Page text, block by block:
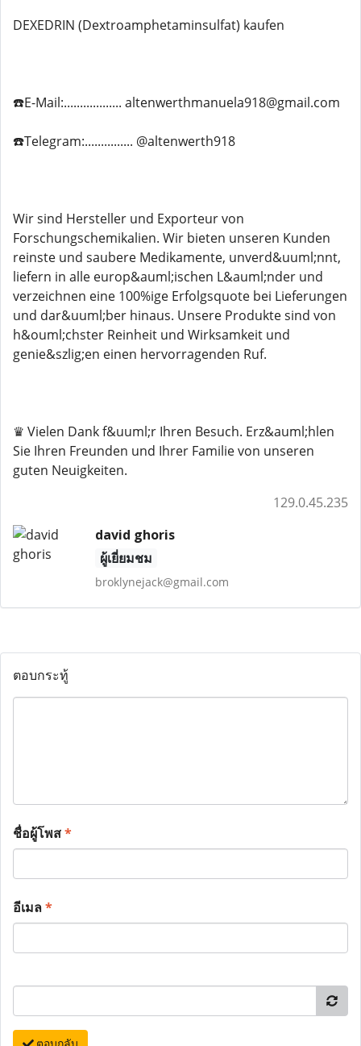
DEXEDRIN (Dextroamphetaminsulfat) kaufen
☎️E-Mail:.................. altenwerthmanuela918@gmail.com
☎️Telegram:............... @altenwerth918
Wir sind Hersteller und Exporteur von
Forschungschemikalien. Wir bieten unseren Kunden
reinste und saubere Medikamente, unverd&uuml;nnt,
liefern in alle europ&auml;ischen L&auml;nder und
verzeichnen eine 100%ige Erfolgsquote bei Lieferungen
und dar&uuml;ber hinaus. Unsere Produkte sind von
h&ouml;chster Reinheit und Wirksamkeit und
genie&szlig;en einen hervorragenden Ruf.
♛ Vielen Dank f&uuml;r Ihren Besuch. Erz&auml;hlen
Sie Ihren Freunden und Ihrer Familie von unseren
guten Neuigkeiten.
129.0.45.235
david ghoris
ผู้เยี่ยมชม
broklynejack@gmail.com
ตอบกระทู้
ชื่อผู้โพส*
อีเมล*